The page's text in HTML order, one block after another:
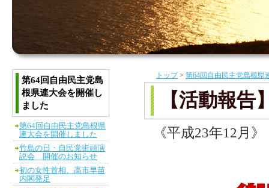
トップ> 第64回自由民主党島根県
【活動報
《平成23年12月》
第64回自由民主党島
根県連大会を開催し
ました
第64回自由民主党島根県
連大会を開催しました
竹島の日・自民党街頭演
説会 開催のお知らせ
初の女性首相、高市早苗
内閣発足